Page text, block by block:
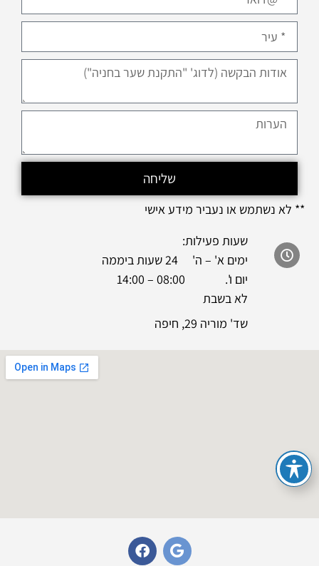
שליחה
** לא נשתמש או נעביר מידע אישי
שעות פעילות:
ימים א' – ה' 24 שעות ביממה
יום ו'. 08:00 – 14:00
לא בשבת
שד' מוריה 29, חיפה